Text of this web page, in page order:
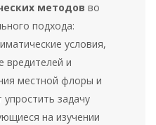
методов во
подхода:
условия,
вредителей и
местной флоры и
задачу
на изучении